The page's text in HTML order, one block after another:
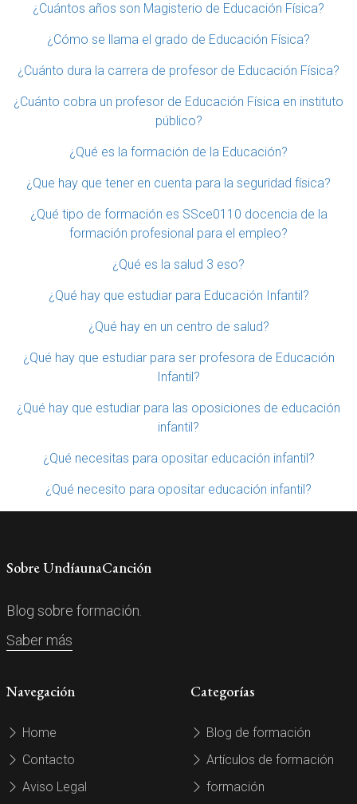
¿Cuántos años son Magisterio de Educación Física?
¿Cómo se llama el grado de Educación Física?
¿Cuánto dura la carrera de profesor de Educación Física?
¿Cuánto cobra un profesor de Educación Física en instituto
público?
¿Qué es la formación de la Educación?
¿Que hay que tener en cuenta para la seguridad física?
¿Qué tipo de formación es SSce0110 docencia de la
formación profesional para el empleo?
¿Qué es la salud 3 eso?
¿Qué hay que estudiar para Educación Infantil?
¿Qué hay en un centro de salud?
¿Qué hay que estudiar para ser profesora de Educación
Infantil?
¿Qué hay que estudiar para las oposiciones de educación
infantil?
¿Qué necesitas para opositar educación infantil?
¿Qué necesito para opositar educación infantil?
Sobre UndíaunaCanción
Blog sobre formación.
Saber más
Navegación
Home
Contacto
Aviso Legal
Categorías
Blog de formación
Artículos de formación
formación